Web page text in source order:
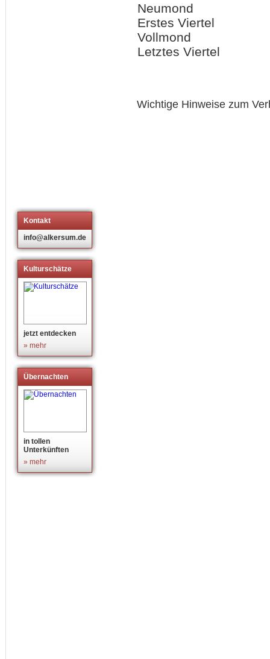
Neumond
Erstes Viertel
Vollmond
Letztes Viertel
Wichtige Hinweise zum
Kontakt
info@alkersum.de
Kulturschätze
jetzt entdecken
» mehr
Übernachten
in tollen
Unterkünften
» mehr